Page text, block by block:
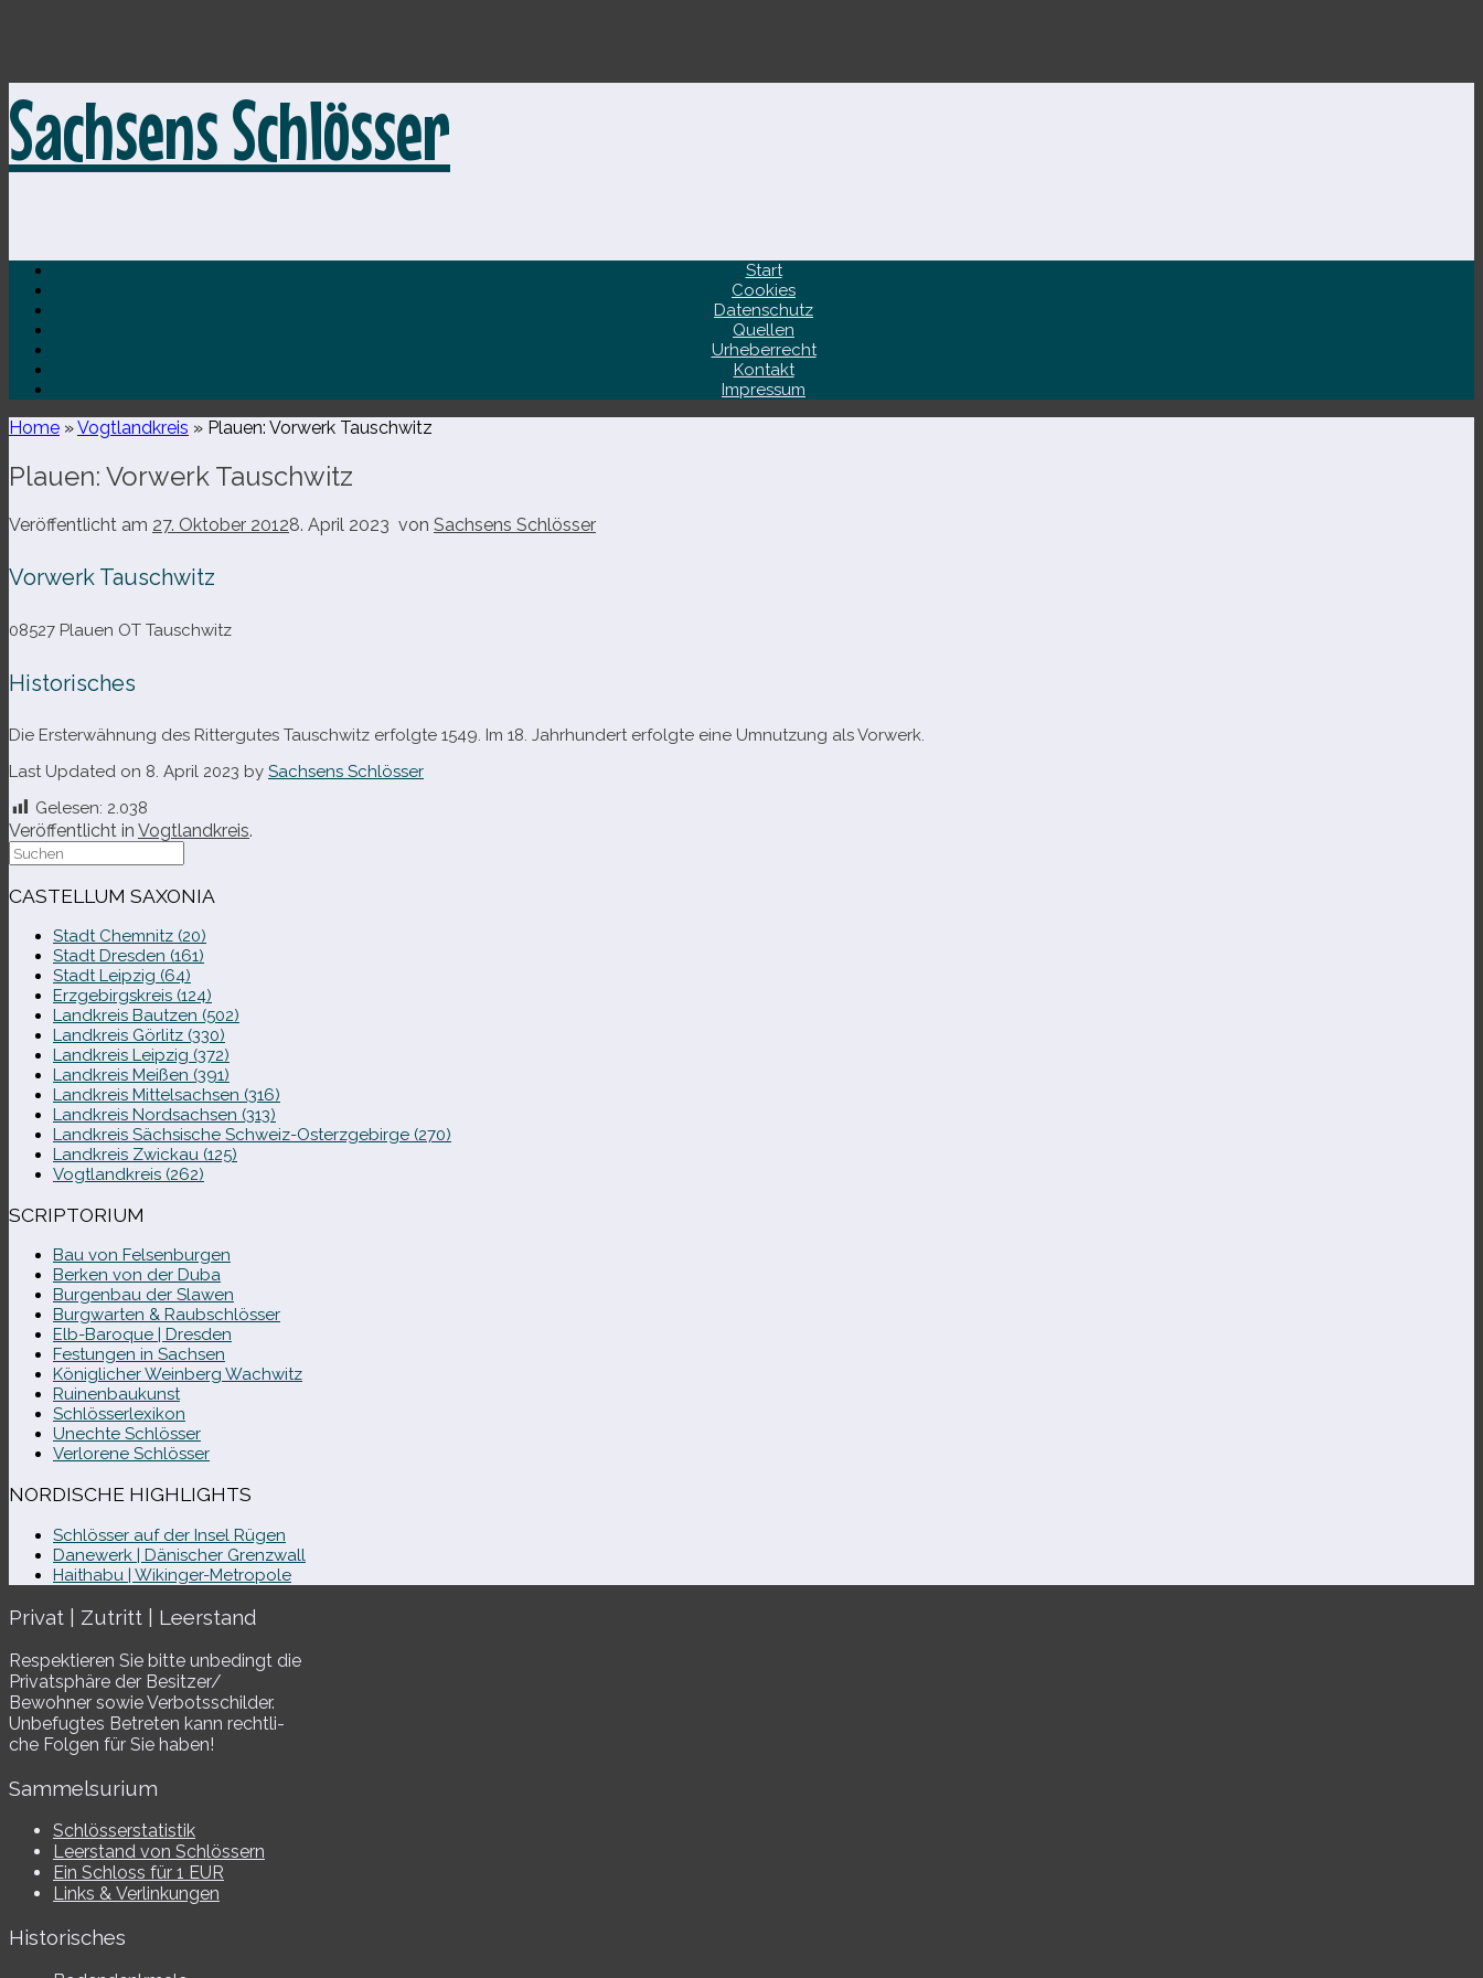
Inhalt
springen
Sachsens Schlösser
Start
Cookies
Datenschutz
Quellen
Urheberrecht
Kontakt
Impressum
Home »Vogtlandkreis » Plauen: Vorwerk Tauschwitz
Plauen: Vorwerk Tauschwitz
Veröffentlicht am 27. Oktober 20128. April 2023 von Sachsens Schlösser
Vorwerk Tauschwitz
08527 Plauen OT Tauschwitz
Historisches
Die Ersterwähnung des Rittergutes Tauschwitz erfolgte 1549. Im 18. Jahrhundert erfolgte eine Umnutzung als Vorwerk.
Last Updated on 8. April 2023 by Sachsens Schlösser
Gelesen: 2.038
Veröffentlicht in Vogtlandkreis.
Suche
nach:
CASTELLUM SAXONIA
Stadt Chemnitz (20)
Stadt Dresden (161)
Stadt Leipzig (64)
Erzgebirgskreis (124)
Landkreis Bautzen (502)
Landkreis Görlitz (330)
Landkreis Leipzig (372)
Landkreis Meißen (391)
Landkreis Mittelsachsen (316)
Landkreis Nordsachsen (313)
Landkreis Sächsische Schweiz-​Osterzgebirge (270)
Landkreis Zwickau (125)
Vogtlandkreis (262)
SCRIPTORIUM
Bau von Felsenburgen
Berken von der Duba
Burgenbau der Slawen
Burgwarten & Raubschlösser
Elb-​Baroque | Dresden
Festungen in Sachsen
Königlicher Weinberg Wachwitz
Ruinenbaukunst
Schlösserlexikon
Unechte Schlösser
Verlorene Schlösser
NORDISCHE HIGHLIGHTS
Schlösser auf der Insel Rügen
Danewerk | Dänischer Grenzwall
Haithabu | Wikinger-Metropole
Privat | Zutritt | Leerstand
Respektieren Sie bitte unbe­dingt die
Privatsphäre der Besitzer/​
Bewohner sowie Verbotsschilder.
Unbefugtes Betreten kann recht­li­
che Folgen für Sie haben!
Sammelsurium
Schlösserstatistik
Leerstand von Schlössern
Ein Schloss für 1 EUR
Links & Verlinkungen
Historisches